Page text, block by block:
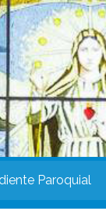
Paroquial